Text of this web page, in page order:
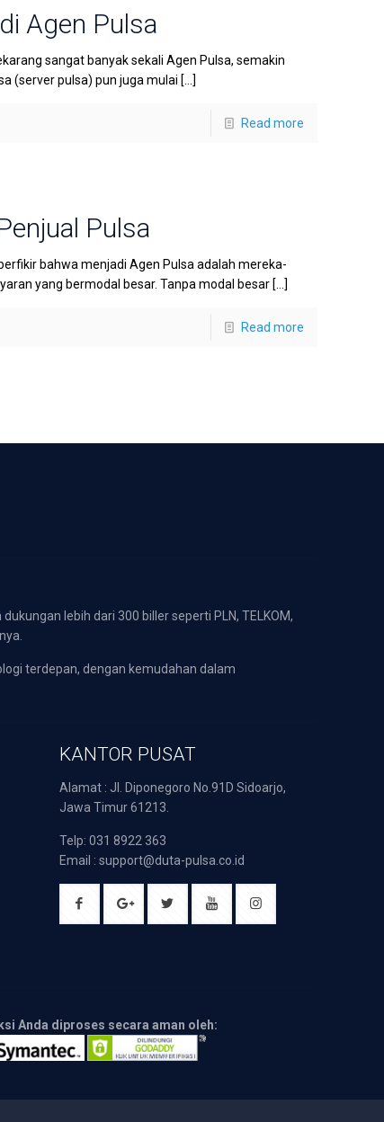
Agen Pulsa
sangat banyak sekali Agen Pulsa, semakin
(server pulsa) pun juga mulai […]
Read more
Pulsa
bahwa menjadi Agen Pulsa adalah mereka-
yang bermodal besar. Tanpa modal besar[…]
Read more
lebih dari 300 biller seperti PLN, TELKOM,
terdepan, dengan kemudahan dalam
KANTOR PUSAT
Alamat : Jl. Diponegoro No.91D Sidoarjo,
Jawa Timur 61213.
Telp: 031 8922 363
Email : support@duta-pulsa.co.id
Anda diproses secara aman oleh: